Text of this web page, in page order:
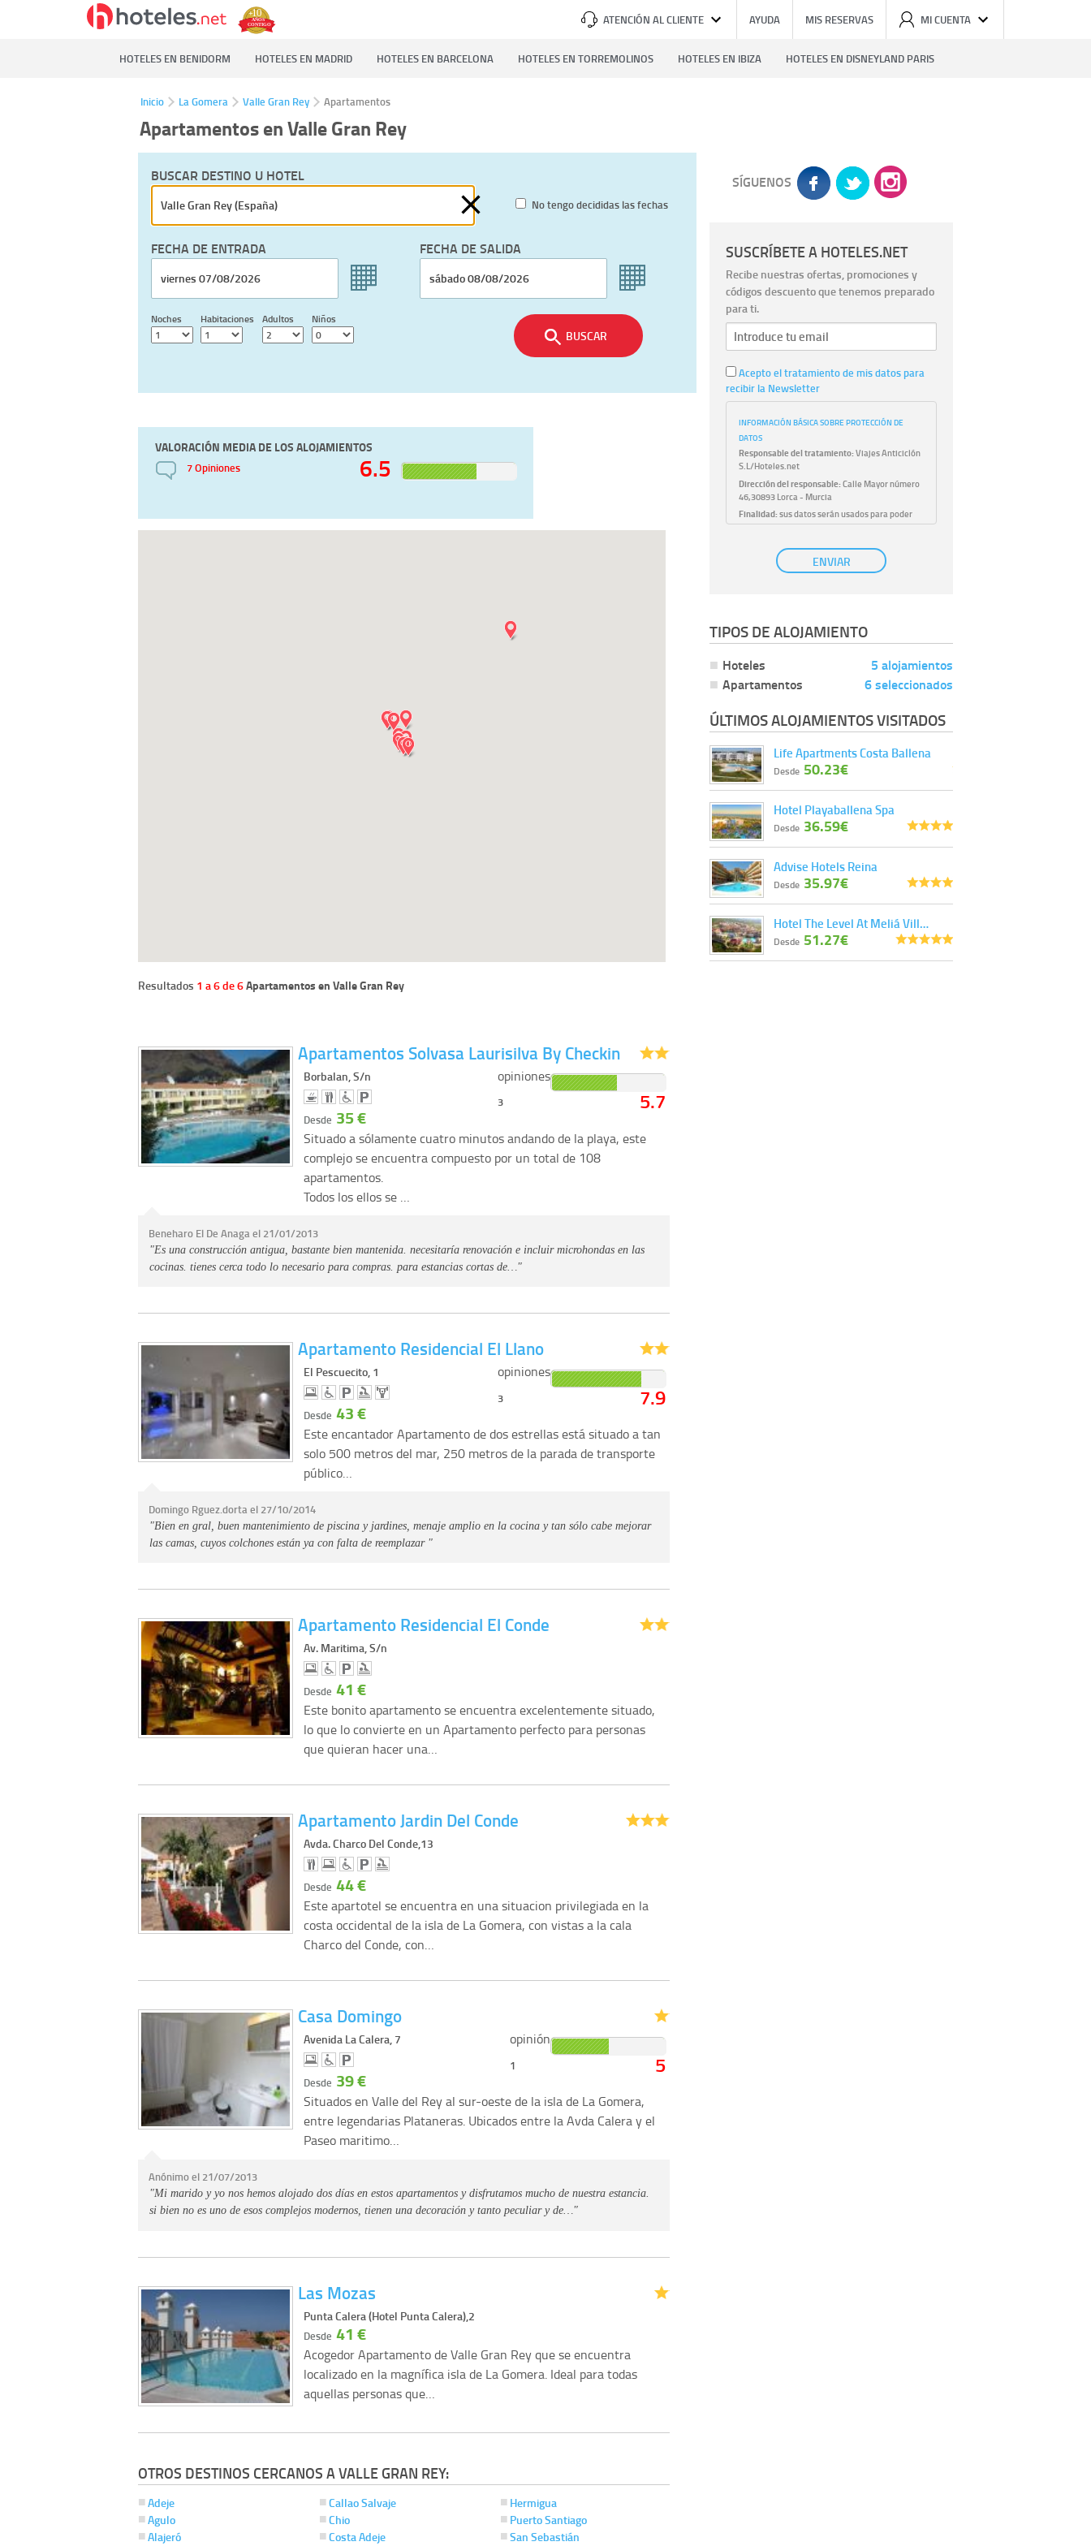
ATENCIÓN AL CLIENTE AYUDA MIS RESERVAS MI CUENTA
HOTELES EN BENIDORM HOTELES EN MADRID HOTELES EN BARCELONA HOTELES EN TORREMOLINOS HOTELES EN IBIZA HOTELES EN DISNEYLAND PARIS
Inicio La Gomera Valle Gran Rey Apartamentos
Apartamentos en Valle Gran Rey
BUSCAR DESTINO U HOTEL
No tengo decididas las fechas
FECHA DE ENTRADA FECHA DE SALIDA
Noches Habitaciones Adultos Niños
BUSCAR
VALORACIÓN MEDIA DE LOS ALOJAMIENTOS
7 Opiniones 6.5
Resultados 1 a 6 de 6Apartamentos en Valle Gran Rey
Apartamentos Solvasa Laurisilva By Checkin
Borbalan, S/n
Desde 35 €
3
opiniones
5.7
Situado a sólamente cuatro minutos andando de la playa, este
complejo se encuentra compuesto por un total de 108
apartamentos.
Todos los ellos se …
Beneharo El De Anaga el 21/01/2013
"Es una construcción antigua, bastante bien mantenida. necesitaría renovación e incluir microhondas en las
cocinas. tienes cerca todo lo necesario para compras. para estancias cortas de…"
Apartamento Residencial El Llano
El Pescuecito, 1
Desde 43 €
3
opiniones
7.9
Este encantador Apartamento de dos estrellas está situado a tan
solo 500 metros del mar, 250 metros de la parada de transporte
público…
Domingo Rguez.dorta el 27/10/2014
"Bien en gral, buen mantenimiento de piscina y jardines, menaje amplio en la cocina y tan sólo cabe mejorar
las camas, cuyos colchones están ya con falta de reemplazar "
Apartamento Residencial El Conde
Av. Maritima, S/n
Desde 41 €
Este bonito apartamento se encuentra excelentemente situado,
lo que lo convierte en un Apartamento perfecto para personas
que quieran hacer una…
Apartamento Jardin Del Conde
Avda. Charco Del Conde,13
Desde 44 €
Este apartotel se encuentra en una situacion privilegiada en la
costa occidental de la isla de La Gomera, con vistas a la cala
Charco del Conde, con…
Casa Domingo
Avenida La Calera, 7
Desde 39 €
1
opinión
5
Situados en Valle del Rey al sur-oeste de la isla de La Gomera,
entre legendarias Plataneras. Ubicados entre la Avda Calera y el
Paseo maritimo…
Anónimo el 21/07/2013
"Mi marido y yo nos hemos alojado dos días en estos apartamentos y disfrutamos mucho de nuestra estancia.
si bien no es uno de esos complejos modernos, tienen una decoración y tanto peculiar y de…"
Las Mozas
Punta Calera (Hotel Punta Calera),2
Desde 41 €
Acogedor Apartamento de Valle Gran Rey que se encuentra
localizado en la magnífica isla de La Gomera. Ideal para todas
aquellas personas que…
OTROS DESTINOS CERCANOS A VALLE GRAN REY:
Adeje
Agulo
Alajeró
Callao Salvaje
Chio
Costa Adeje
Hermigua
Puerto Santiago
San Sebastián
SÍGUENOS
SUSCRÍBETE A HOTELES.NET
Recibe nuestras ofertas, promociones y
códigos descuento que tenemos preparado
para ti.
Acepto el tratamiento de mis datos para
recibir la Newsletter
INFORMACIÓN BÁSICA SOBRE PROTECCIÓN DE
DATOS
Responsable del tratamiento:Viajes Anticiclón
S.L/Hoteles.net
Dirección del responsable:Calle Mayor número
46,30893 Lorca - Murcia
Finalidad:sus datos serán usados para poder
atender sus solicitudes y prestarle nuestros
Publicidad: solo le enviaremos publicidad con su
autorización previa, que podrá facilitarnos
con su consentimiento previo, que podrá
facilitarnos mediante la casilla correspondiente
Destinatarios:
con carácter general, sólo el
personal de nuestra entidad que esté
No se comunicarán datos a terceros.
información tenemos sobre usted, corregirla y
eliminarla, tal y como se explica en la
información adicional disponible en nuestra
página web.
Información complementaria:Puede consultar
la información adicional y detallada sobre cómo
tratamos sus datos en lapolítica de privacidad
ENVIAR
TIPOS DE ALOJAMIENTO
Hoteles
5 alojamientos
Apartamentos
6 seleccionados
ÚLTIMOS ALOJAMIENTOS VISITADOS
Life Apartments Costa Ballena
Desde 50.23€
Hotel Playaballena Spa
Desde 36.59€
Advise Hotels Reina
Desde 35.97€
Hotel The Level At Meliá Vill…
Desde 51.27€